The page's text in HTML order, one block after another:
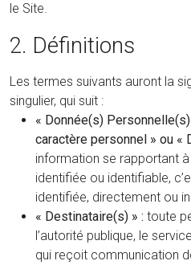
le Site.
2. Définitions
Les termes suivants auront la
singulier, qui suit :
« Donnée(s)
caractère personnel » ou «
information se rapportant
identifiée ou identifiable,
identifiée, directement ou
« Destinataire(s) » : toute
l’autorité publique, le
qui reçoit communication